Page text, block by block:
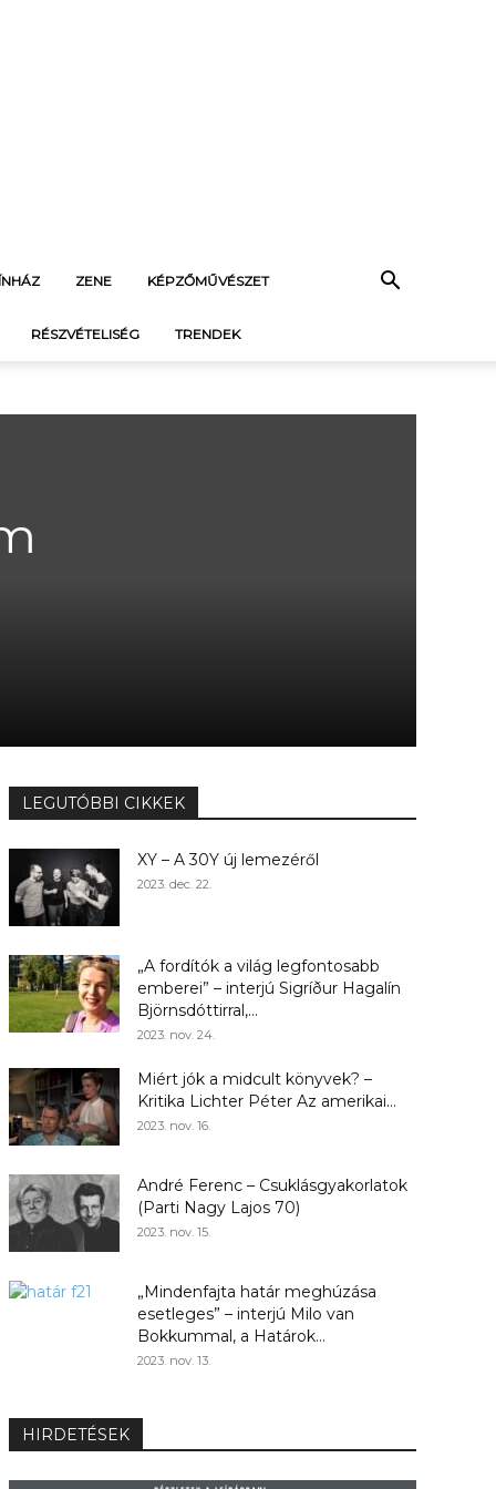
ZENE KÉPZŐMŰVÉSZET
RÉSZVÉTELISÉG TRENDEK
LEGUTÓBBI CIKKEK
XY – A 30Y új lemezéről
2023. dec. 22.
„A fordítók a világ legfontosabb
emberei” – interjú Sigríður Hagalín
Björnsdóttirral,...
2023. nov. 24.
Miért jók a midcult könyvek? –
Kritika Lichter Péter Az amerikai...
2023. nov. 16.
André Ferenc – Csuklásgyakorlatok
(Parti Nagy Lajos 70)
2023. nov. 15.
„Mindenfajta határ meghúzása
esetleges” – interjú Milo van
Bokkummal, a Határok...
2023. nov. 13.
HIRDETÉSEK